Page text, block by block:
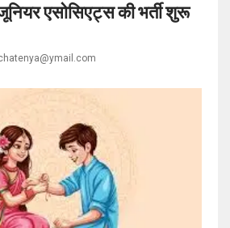
एसोसिएट्स की भर्ती शुरू